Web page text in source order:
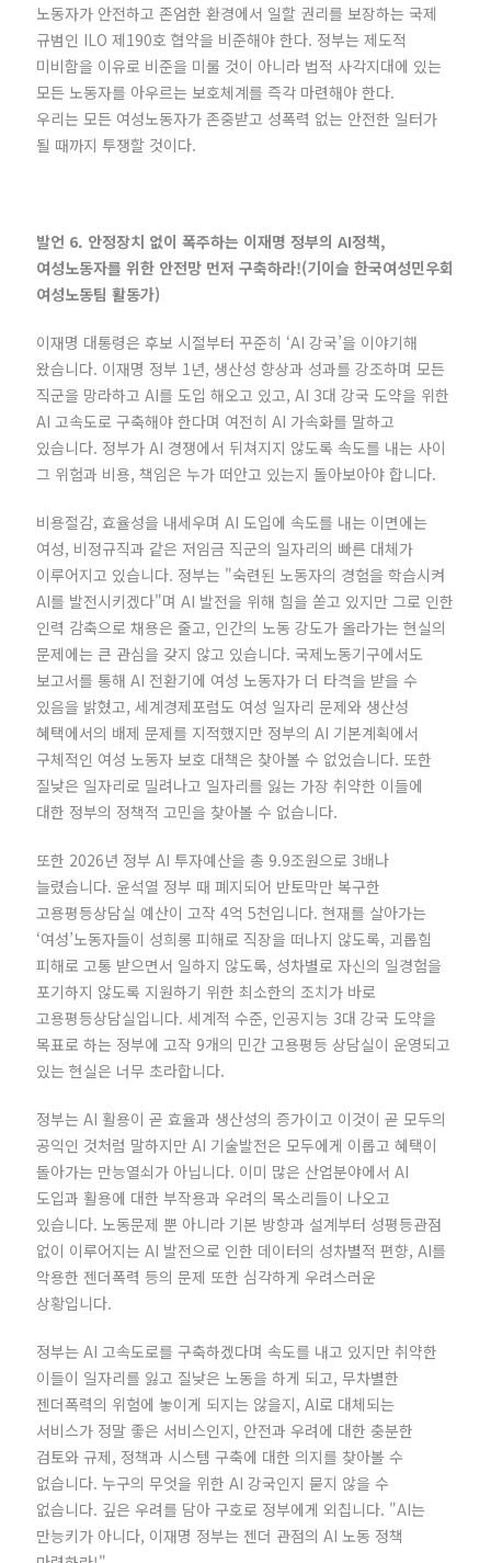
노동자가 안전하고 존엄한 환경에서 일할 권리를 보장하는 국제
규범인 ILO 제190호 협약을 비준해야 한다. 정부는 제도적
미비함을 이유로 비준을 미룰 것이 아니라 법적 사각지대에 있는
모든 노동자를 아우르는 보호체계를 즉각 마련해야 한다.
우리는 모든 여성노동자가 존중받고 성폭력 없는 안전한 일터가
될 때까지 투쟁할 것이다.
발언 6. 안정장치 없이 폭주하는 이재명 정부의 AI정책,
여성노동자를 위한 안전망 먼저 구축하라!(기이슬 한국여성민우회
여성노동팀 활동가)
이재명 대통령은 후보 시절부터 꾸준히 ‘AI 강국’을 이야기해
왔습니다. 이재명 정부 1년, 생산성 향상과 성과를 강조하며 모든
직군을 망라하고 AI를 도입 해오고 있고, AI 3대 강국 도약을 위한
AI 고속도로 구축해야 한다며 여전히 AI 가속화를 말하고
있습니다. 정부가 AI 경쟁에서 뒤쳐지지 않도록 속도를 내는 사이
그 위험과 비용, 책임은 누가 떠안고 있는지 돌아보아야 합니다.
비용절감, 효율성을 내세우며 AI 도입에 속도를 내는 이면에는
여성, 비정규직과 같은 저임금 직군의 일자리의 빠른 대체가
이루어지고 있습니다. 정부는 "숙련된 노동자의 경험을 학습시켜
AI를 발전시키겠다"며 AI 발전을 위해 힘을 쏟고 있지만 그로 인한
인력 감축으로 채용은 줄고, 인간의 노동 강도가 올라가는 현실의
문제에는 큰 관심을 갖지 않고 있습니다. 국제노동기구에서도
보고서를 통해 AI 전환기에 여성 노동자가 더 타격을 받을 수
있음을 밝혔고, 세계경제포럼도 여성 일자리 문제와 생산성
혜택에서의 배제 문제를 지적했지만 정부의 AI 기본계획에서
구체적인 여성 노동자 보호 대책은 찾아볼 수 없었습니다. 또한
질낮은 일자리로 밀려나고 일자리를 잃는 가장 취약한 이들에
대한 정부의 정책적 고민을 찾아볼 수 없습니다.
또한 2026년 정부 AI 투자예산을 총 9.9조원으로 3배나
늘렸습니다. 윤석열 정부 때 폐지되어 반토막만 복구한
고용평등상담실 예산이 고작 4억 5천입니다. 현재를 살아가는
‘여성’노동자들이 성희롱 피해로 직장을 떠나지 않도록, 괴롭힘
피해로 고통 받으면서 일하지 않도록, 성차별로 자신의 일경험을
포기하지 않도록 지원하기 위한 최소한의 조치가 바로
고용평등상담실입니다. 세계적 수준, 인공지능 3대 강국 도약을
목표로 하는 정부에 고작 9개의 민간 고용평등 상담실이 운영되고
있는 현실은 너무 초라합니다.
정부는 AI 활용이 곧 효율과 생산성의 증가이고 이것이 곧 모두의
공익인 것처럼 말하지만 AI 기술발전은 모두에게 이롭고 혜택이
돌아가는 만능열쇠가 아닙니다. 이미 많은 산업분야에서 AI
도입과 활용에 대한 부작용과 우려의 목소리들이 나오고
있습니다. 노동문제 뿐 아니라 기본 방향과 설계부터 성평등관점
없이 이루어지는 AI 발전으로 인한 데이터의 성차별적 편향, AI를
악용한 젠더폭력 등의 문제 또한 심각하게 우려스러운
상황입니다.
정부는 AI 고속도로를 구축하겠다며 속도를 내고 있지만 취약한
이들이 일자리를 잃고 질낮은 노동을 하게 되고, 무차별한
젠더폭력의 위험에 놓이게 되지는 않을지, AI로 대체되는
서비스가 정말 좋은 서비스인지, 안전과 우려에 대한 충분한
검토와 규제, 정책과 시스템 구축에 대한 의지를 찾아볼 수
없습니다. 누구의 무엇을 위한 AI 강국인지 묻지 않을 수
없습니다. 깊은 우려를 담아 구호로 정부에게 외칩니다. "AI는
만능키가 아니다, 이재명 정부는 젠더 관점의 AI 노동 정책